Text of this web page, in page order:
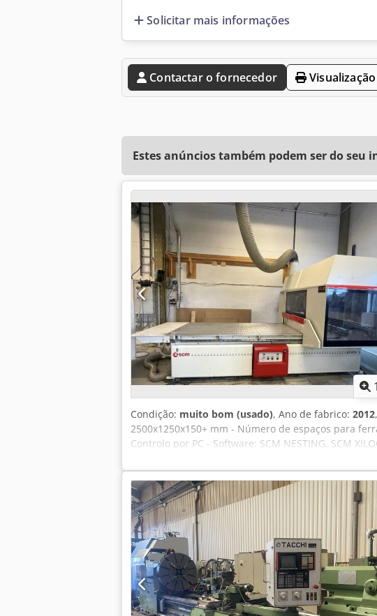
Solicitar mais informações
Contactar o fornecedor
Estes anúncios também podem ser do seu
1
Condição: muito bom (usado), Ano de fabrico: 2012
2500x1250x150+ mm - Número de espaços para
Controlo por PC - Software: SCM NESTING, SCM
perfuração: 1 - praticamente sem uso Velocidade
do portal: Máquina com portal móvel Crjdpsuu
instalada na máquina. Capacidade da bomba de
Peso aprox. 2.500 kg Comprimento: 5.900 mm